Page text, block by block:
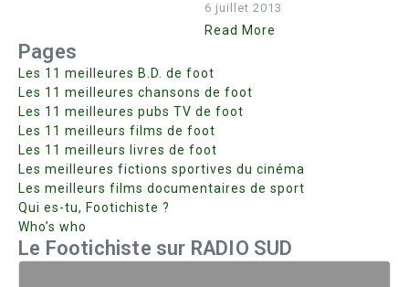
6 juillet 2013
Read More
Pages
Les 11 meilleures B.D. de foot
Les 11 meilleures chansons de foot
Les 11 meilleures pubs TV de foot
Les 11 meilleurs films de foot
Les 11 meilleurs livres de foot
Les meilleures fictions sportives du cinéma
Les meilleurs films documentaires de sport
Qui es-tu, Footichiste ?
Who’s who
Le Footichiste sur RADIO SUD